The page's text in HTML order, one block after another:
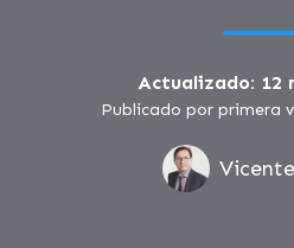
Actualizado: 12
Publicado por primera